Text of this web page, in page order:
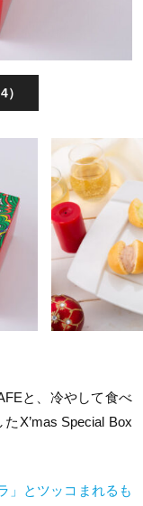
と、冷やして食べ
た X’mas Special Box
」とツッコまれるも